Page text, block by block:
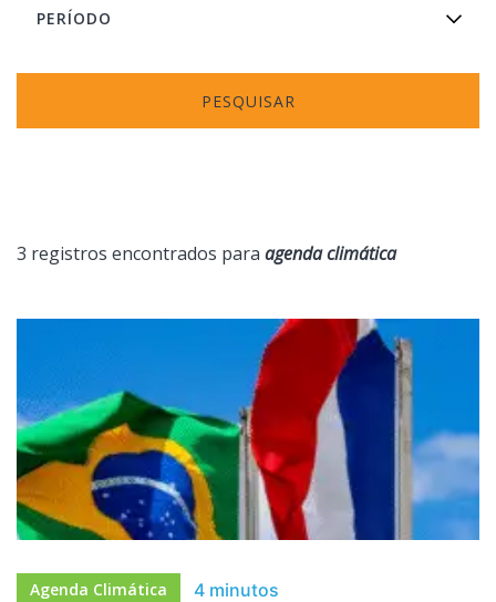
PERÍODO
PESQUISAR
3 registros encontrados para agenda climática
Agenda Climática 4 minutos